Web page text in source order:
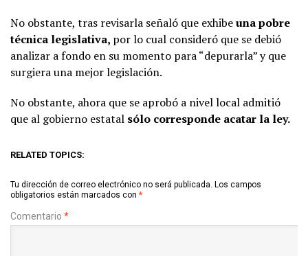
No obstante, tras revisarla señaló que exhibeuna pobre
técnica legislativa, por lo cual consideró que se debió
analizar a fondo en su momento para “depurarla” y que
surgiera una mejor legislación.
No obstante, ahora que se aprobó a nivel local admitió
que al gobierno estatal sólo corresponde acatar la ley.
RELATED TOPICS:
Tu dirección de correo electrónico no será publicada. Los campos
obligatorios están marcados con *
Comentario *